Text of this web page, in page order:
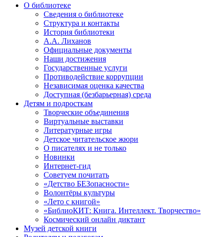
О библиотеке
Сведения о библиотеке
Структура и контакты
История библиотеки
А.А. Лиханов
Официальные документы
Наши достижения
Государственные услуги
Противодействие коррупции
Независимая оценка качества
Доступная (безбарьерная) среда
Детям и подросткам
Творческие объединения
Виртуальные выставки
Литературные игры
Детское читательское жюри
О писателях и не только
Новинки
Интернет-гид
Советуем почитать
«Детство БЕЗопасности»
Волонтёры культуры
«Лето с книгой»
«БиблиоКИТ: Книга. Интеллект. Творчество»
Космический онлайн диктант
Музей детской книги